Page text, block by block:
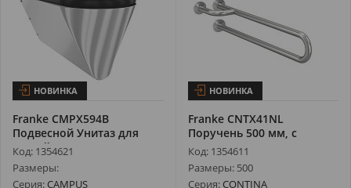
НОВИНКА
Franke CMPX594B
Подвесной Унитаз для
Людей с Инвалид...
Код: 1354621
Размеры:
Серия: CAMPUS
НОВИНКА
Franke CNTX41NL
Поручень 500 мм, с
Креплением в Трех...
Код: 1354611
Размеры: 500
Серия: CONTINA